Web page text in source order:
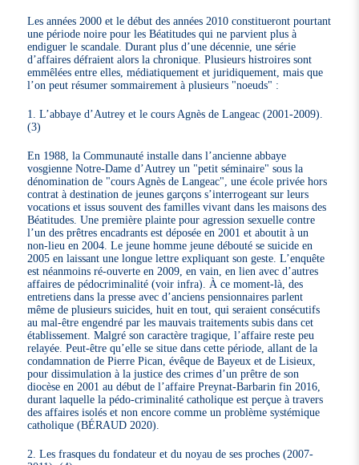
Les années 2000 et le début des années 2010 constitueront pourtant
une période noire pour les Béatitudes qui ne parvient plus à
endiguer le scandale. Durant plus d’une décennie, une série
d’affaires défraient alors la chronique. Plusieurs histroires sont
emmêlées entre elles, médiatiquement et juridiquement, mais que
l’on peut résumer sommairement à plusieurs "noeuds" :
1. L’abbaye d’Autrey et le cours Agnès de Langeac (2001-2009).
(3)
En 1988, la Communauté installe dans l’ancienne abbaye
vosgienne Notre-Dame d’Autrey un "petit séminaire" sous la
dénomination de "cours Agnès de Langeac", une école privée hors
contrat à destination de jeunes garçons s’interrogeant sur leurs
vocations et issus souvent des familles vivant dans les maisons des
Béatitudes. Une première plainte pour agression sexuelle contre
l’un des prêtres encadrants est déposée en 2001 et aboutit à un
non-lieu en 2004. Le jeune homme jeune débouté se suicide en
2005 en laissant une longue lettre expliquant son geste. L’enquête
est néanmoins ré-ouverte en 2009, en vain, en lien avec d’autres
affaires de pédocriminalité (voir infra). À ce moment-là, des
entretiens dans la presse avec d’anciens pensionnaires parlent
même de plusieurs suicides, huit en tout, qui seraient consécutifs
au mal-être engendré par les mauvais traitements subis dans cet
établissement. Malgré son caractère tragique, l’affaire reste peu
relayée. Peut-être qu’elle se situe dans cette période, allant de la
condamnation de Pierre Pican, évêque de Bayeux et de Lisieux,
pour dissimulation à la justice des crimes d’un prêtre de son
diocèse en 2001 au début de l’affaire Preynat-Barbarin fin 2016,
durant laquelle la pédo-criminalité catholique est perçue à travers
des affaires isolés et non encore comme un problème systémique
catholique (BÉRAUD 2020).
2. Les frasques du fondateur et du noyau de ses proches (2007-